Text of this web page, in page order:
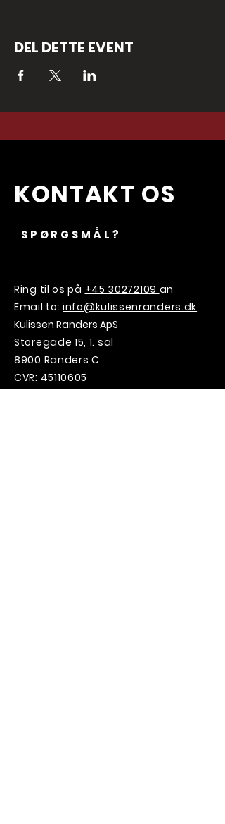
DEL DETTE EVENT
KONTAKT OS
SPØRGSMÅL?
Ring til os på +45 30272109 an
Email to: info@kulissenranders.dk
Kulissen Randers ApS
Storegade 15, 1. sal
8900 Randers C
CVR: 45110605